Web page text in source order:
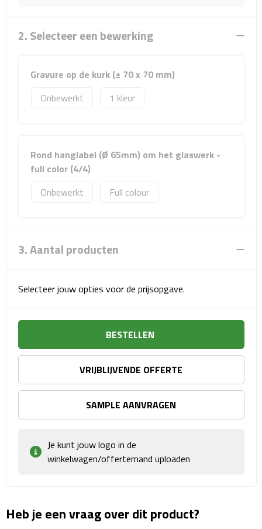
Promo rugzakjes
Schoenentassen
Fietstassen
Strandtassen
Matrozentassen
Reizen
Reisbekers
Opbergtasjes
Bagageweegschalen
2. Selecteer een bewerking
Gravure op de kurk (± 70 x 70 mm)
Onbewerkt
1
Rond hanglabel (Ø 65mm) om het glaswerk -
full color (4/4)
Onbewerkt
Full colour
3. Aantal producten
Selecteer jouw opties voor de prijsopgave.
BESTELLEN
VRIJBLIJVENDE OFFERTE
SAMPLE AANVRAGEN
Je kunt jouw logo in de
winkelwagen/offertemand uploaden
Heb je een vraag over dit product?